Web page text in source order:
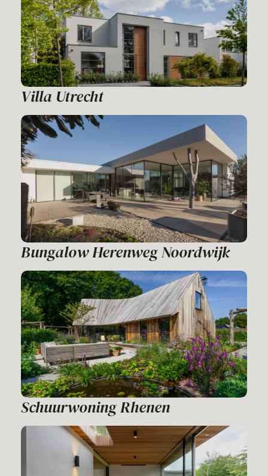
Villa Utrecht
Bungalow Herenweg Noordwijk
Schuurwoning Rhenen